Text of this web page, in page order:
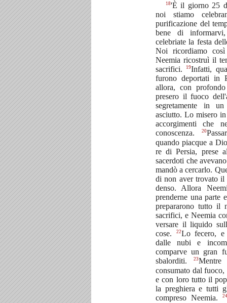
18'È il giorno 25
noi stiamo
purificazione del
bene di
celebriate la festa
Noi ricordiamo
Neemia ricostruì il
sacrifici.
19Infatti,
furono deportati in
allora, con
presero il fuoco
segretamente in
asciutto. Lo misero
accorgimenti che
conoscenza.
20
quando piacque a
re di Persia, prese
sacerdoti che
mandò a cercarlo.
di non aver trovato
denso. Allora
prenderne una parte
prepararono tutto il
sacrifici, e Neemia
versare il liquido
cose.
22Lo fecero,
dalle nubi e
comparve un gran
sbalorditi.
23
consumato dal
e con loro tutto il
la preghiera e tutti
compreso Neemia.
24